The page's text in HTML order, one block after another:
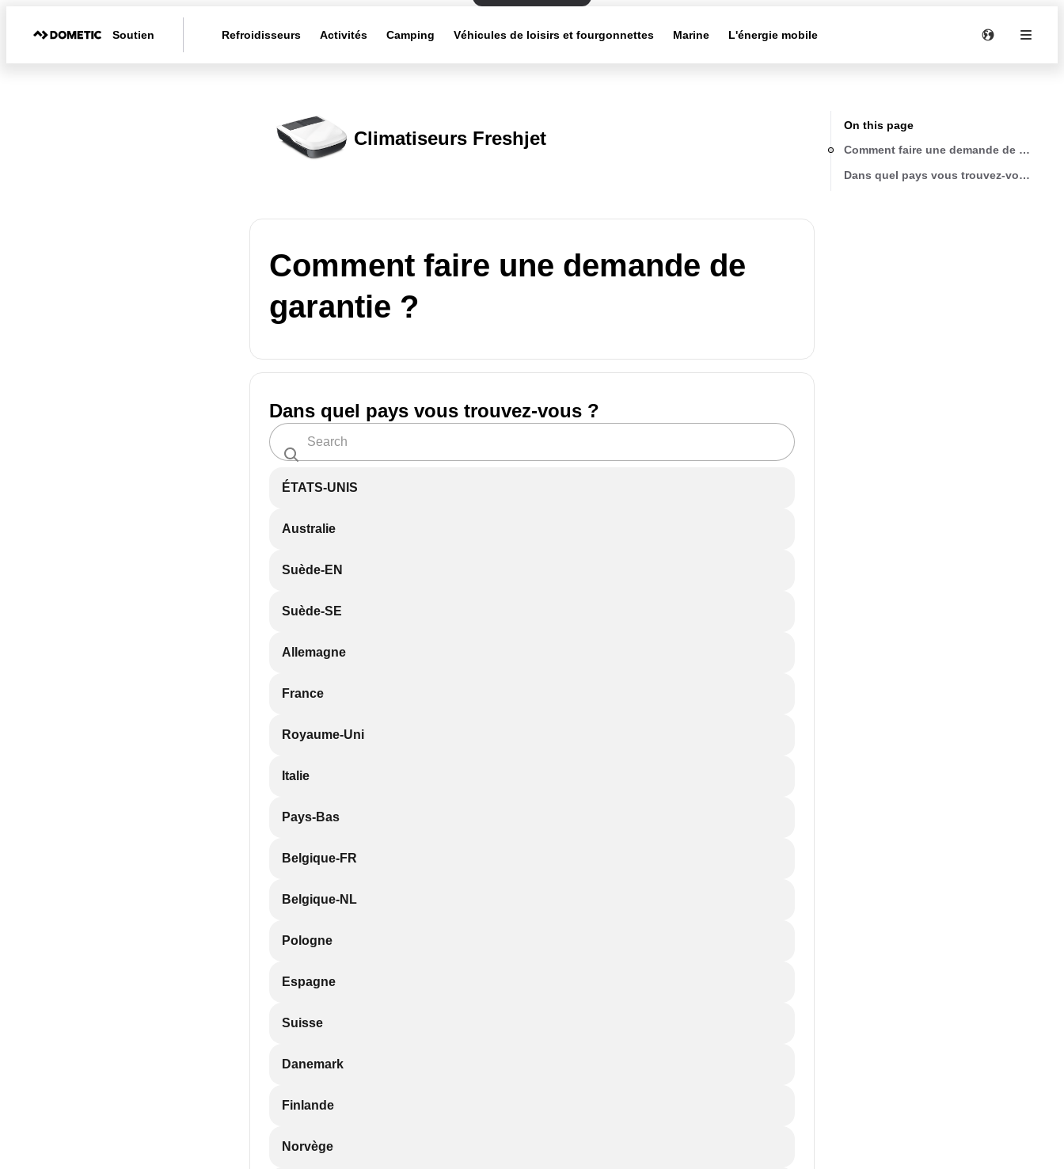
Soutien Refroidisseurs Activités Camping Véhicules de loisirs et fourgonnettes Marine L'énergie mobile
Climatiseurs Freshjet
Comment faire une demande de
garantie ?
Dans quel pays vous trouvez-vous ?
ÉTATS-UNIS
Australie
Suède-EN
Suède-SE
Allemagne
France
Royaume-Uni
Italie
Pays-Bas
Belgique-FR
Belgique-NL
Pologne
Espagne
Suisse
Danemark
Finlande
Norvège
On this page
Comment faire une demande de
Dans quel pays vous trouvez-vous ?